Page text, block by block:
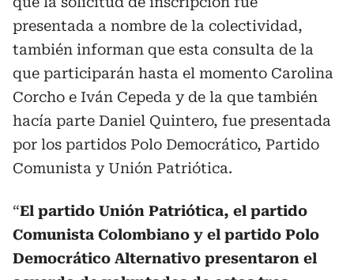
presentada a nombre de la colectividad,
también informan que esta consulta de la
que participarán hasta el momento Carolina
Corcho e Iván Cepeda y de la que también
hacía parte Daniel Quintero, fue presentada
por los partidos Polo Democrático, Partido
Comunista y Unión Patriótica.
“El partido Unión Patriótica, el partido
Comunista Colombiano y el partido Polo
Democrático Alternativo presentaron el